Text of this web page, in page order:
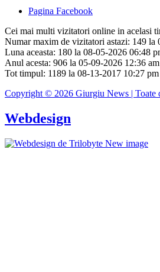
Pagina Facebook
Cei mai multi vizitatori online in acelasi
Numar maxim de vizitatori astazi: 149 la
Luna aceasta: 180 la 08-05-2026 06:48
Anul acesta: 906 la 05-09-2026 12:36 am
Tot timpul: 1189 la 08-13-2017 10:27 pm
Copyright © 2026 Giurgiu News | Toate
Webdesign